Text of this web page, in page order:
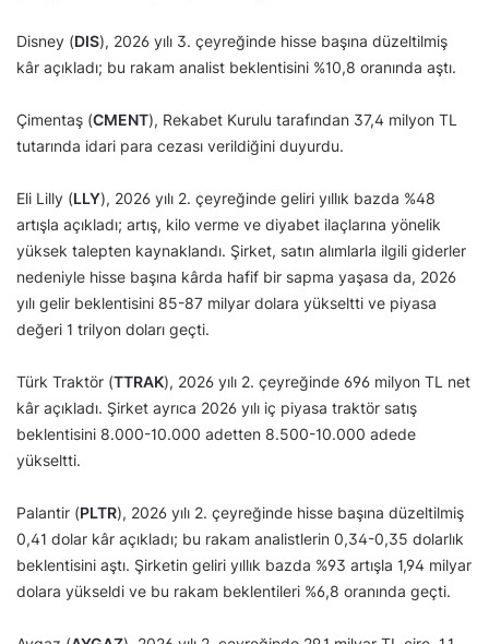
Disney (DIS), 2026 yılı 3. çeyreğinde hisse başına düzeltilmiş
kâr açıkladı; bu rakam analist beklentisini %10,8 oranında aştı.
Çimentaş (CMENT), Rekabet Kurulu tarafından 37,4 milyon TL
tutarında idari para cezası verildiğini duyurdu.
Eli Lilly (LLY), 2026 yılı 2. çeyreğinde geliri yıllık bazda %48
artışla açıkladı; artış, kilo verme ve diyabet ilaçlarına yönelik
yüksek talepten kaynaklandı. Şirket, satın alımlarla ilgili giderler
nedeniyle hisse başına kârda hafif bir sapma yaşasa da, 2026
yılı gelir beklentisini 85-87 milyar dolara yükseltti ve piyasa
değeri 1 trilyon doları geçti.
Türk Traktör (TTRAK), 2026 yılı 2. çeyreğinde 696 milyon TL net
kâr açıkladı. Şirket ayrıca 2026 yılı iç piyasa traktör satış
beklentisini 8.000-10.000 adetten 8.500-10.000 adede
yükseltti.
Palantir (PLTR), 2026 yılı 2. çeyreğinde hisse başına düzeltilmiş
0,41 dolar kâr açıkladı; bu rakam analistlerin 0,34-0,35 dolarlık
beklentisini aştı. Şirketin geliri yıllık bazda %93 artışla 1,94 milyar
dolara yükseldi ve bu rakam beklentileri %6,8 oranında geçti.